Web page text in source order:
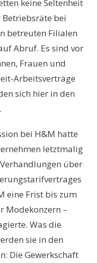
keine Seltenheit
bei
betreuten Filialen
Abruf. Es sind vor
Frauen und
Arbeitsverträge
sich hier in den
bei H&M hatte
letztmalig
über
eine Frist bis zum
Modekonzern –
Was die
sie in den
Die Gewerkschaft